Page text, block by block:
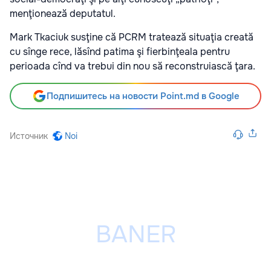
menţionează deputatul.
Mark Tkaciuk susţine că PCRM tratează situaţia creată
cu sînge rece, lăsînd patima şi fierbinţeala pentru
perioada cînd va trebui din nou să reconstruiască ţara.
Подпишитесь на новости Point.md в Google
Источник Noi